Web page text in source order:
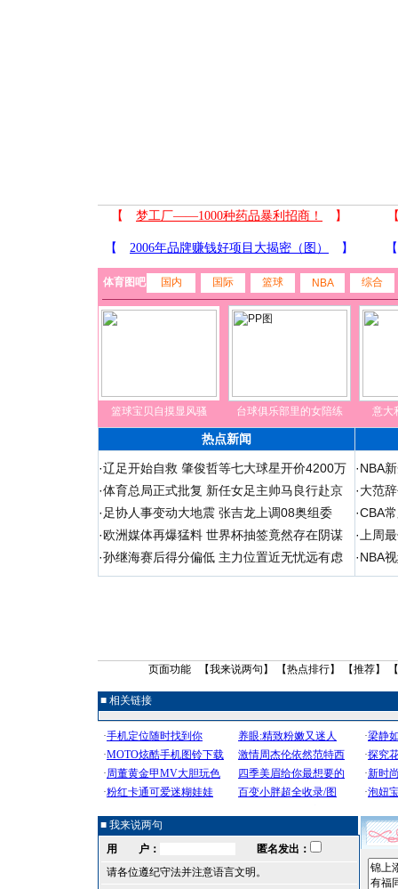
体育图吧 国内 国际 篮球 NBA 综合
篮球宝贝自摸显风骚 台球俱乐部里的女陪练 意大
热点新闻
·辽足开始自救 肇俊哲等七大球星开价4200万
·体育总局正式批复 新任女足主帅马良行赴京
· 足协人事变动大地震 张吉龙上调08奥组委
·欧洲媒体再爆猛料 世界杯抽签竟然存在阴谋
·孙继海赛后得分偏低 主力位置近无忧远有虑
·NBA
·大范
·CBA
· 上周
·NBA
页面功能 【我来说两句 】 【热点排行】 【推荐】
■ 相关链接
■ 我来说两句
用 户：
匿名发出：
请各位遵纪守法并注意语言文明。